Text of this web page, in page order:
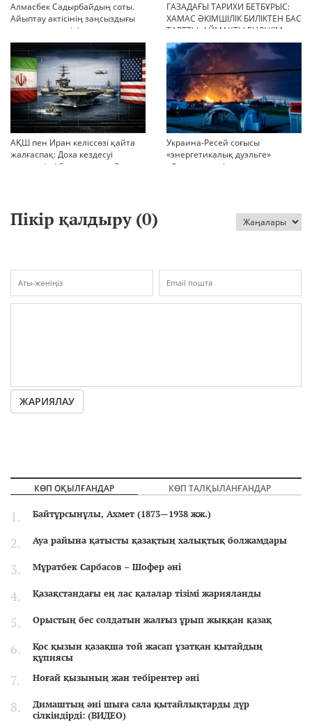
Алмасбек Садырбайдың соты.
Айыптау актісінің заңсыздығы
мен қолдан өсірілген
миллиондар
ГАЗАДАҒЫ ТАРИХИ БЕТБҰРЫС:
ХАМАС ӘКІМШІЛІК БИЛІКТЕН БАС
ТАРТТЫ. АЙМАҚТЫ ЕНДІ КІМ
БАСҚАРАДЫ?
АҚШ пен Иран келіссөзі қайта
жалғаспақ: Доха кездесуі
шиеленісті бәсеңдете ме?
Украина-Ресей соғысы
«энергетикалық дуэльге»
айналып кетті
Пікір қалдыру (0)
ЖАРИЯЛАУ
КӨП ОҚЫЛҒАНДАР КӨП ТАЛҚЫЛАНҒАНДАР
Байтұрсынұлы, Ахмет (1873—1938 жж.)
Ауа райына қатысты қазақтың халықтық болжамдары
Мұратбек Сарбасов – Шофер әні
Қазақстандағы ең лас қалалар тізімі жарияланды
Орыстың бес солдатын жалғыз ұрып жыққан қазақ
Қос қызын қазақша той жасап ұзатқан қытайдың
құпиясы
Ноғай қызының жан тебірентер әні
Димаштың әні шыға сала қытайлықтарды дүр
сілкіндірді: (ВИДЕО)